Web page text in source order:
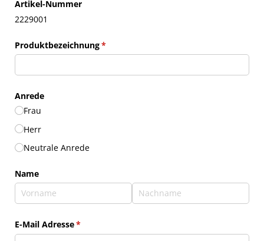
Artikel-Nummer
2229001
Produktbezeichnung*
(erforderlich)
Anrede
Frau
Herr
Neutrale Anrede
Name
E-Mail Adresse*
(erforderlich)